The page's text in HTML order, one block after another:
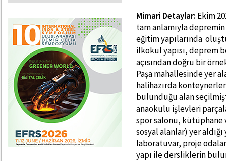
Mimari Detaylar: Ekim
tam anlamıyla
eğitim yapılarında
ilkokul yapısı, deprem
açısından doğru bir
Paşa mahallesinde yer
halihazırda
bulunduğu alan
anaokulu işlevleri
spor salonu, kütüphane
sosyal alanlar) yer
laboratuvar, proje
yapı ile dersliklerin